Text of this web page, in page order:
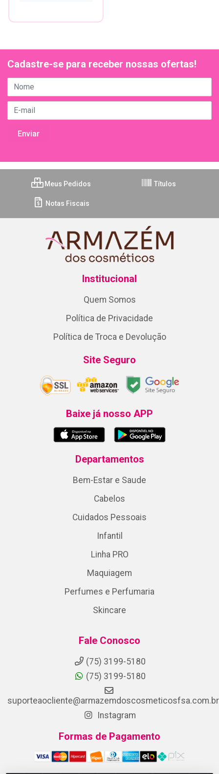
Cadastre-se para receber nossas ofertas!
Meus Pedidos Títulos
Notas Fiscais
Institucional
Quem Somos
Política de Privacidade
Política de Troca e Devolução
Site Seguro
Baixe já nosso APP
Departamentos
Bem-Estar e Saude
Cabelos
Cuidados Pessoais
Infantil
Linha PRO
Maquiagem
Perfumes e Perfumaria
Skincare
Fale Conosco
(75) 3199-5180
(75) 3199-5180
suporteaocliente@armazemdoscosmeticosfsa.com.br
Instagram
Formas de Pagamento